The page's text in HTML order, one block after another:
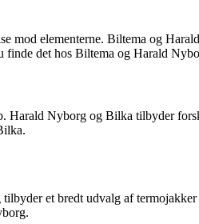
mod elementerne. Biltema og
finde det hos Biltema og Harald
Harald Nyborg og Bilka tilbyder
et bredt udvalg af